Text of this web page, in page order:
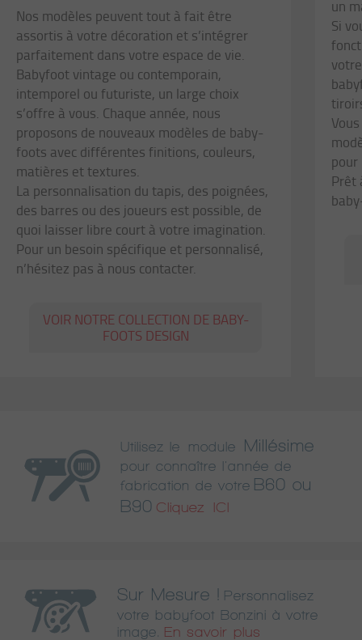
Nos modèles peuvent tout à fait être
assortis à votre décoration et s’intégrer
parfaitement dans votre espace de vie.
Babyfoot vintage ou contemporain,
intemporel ou futuriste, un large choix
s’offre à vous. Chaque année, nous
proposons de nouveaux modèles de baby-
foots avec différentes finitions, couleurs,
matières et textures.
La personnalisation du tapis, des poignées,
des barres ou des joueurs est possible, de
quoi laisser libre court à votre imagination.
Pour un besoin spécifique et personnalisé,
n’hésitez pas à nous contacter.
VOIR NOTRE COLLECTION DE BABY-
FOOTS DESIGN
un
Si
pour
Prêt
Utilisez le module Millésime
pour connaître l'année de
fabrication de votre B60 ou
B90 Cliquez ICI
Sur Mesure !
Personnalisez
votre babyfoot Bonzini à votre
image.
En savoir plus